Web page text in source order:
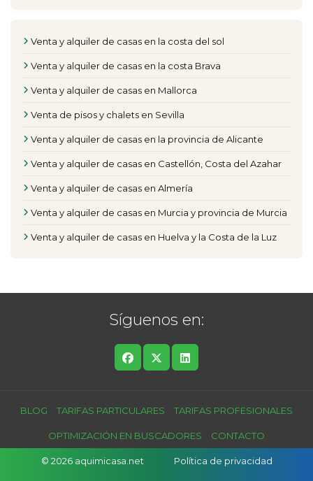
Venta y alquiler de casas en la costa del sol
Venta y alquiler de casas en la costa Brava
Venta y alquiler de casas en Mallorca
Venta de pisos y chalets en Sevilla
Venta y alquiler de casas en la provincia de Alicante
Venta y alquiler de casas en Castellón, Costa del Azahar
Venta y alquiler de casas en Almería
Venta y alquiler de casas en Murcia y provincia de Murcia
Venta y alquiler de casas en Huelva y la Costa de la Luz
Síguenos en:
BLOG TARIFAS PARTICULARES TARIFAS PROFESIONALES
OPTIMIZACIÓN EN BUSCADORES CONTACTO
© 2026 aquimicasa.net Política de privacidad